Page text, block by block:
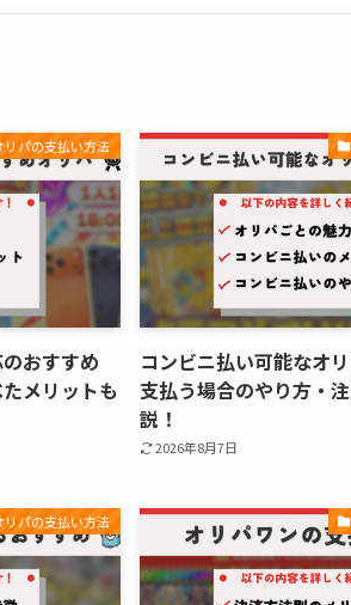
リパの支払い方法
おすすめ
メリットも
コンビニ払い可能なオ
支払う場合のやり方・
説！
2026年8月7日
リパの支払い方法